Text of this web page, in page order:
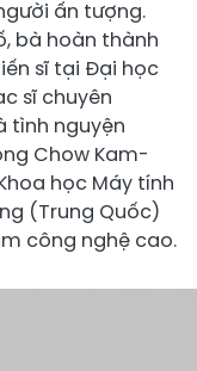
ấn tượng.
bà hoàn thành
sĩ tại Đại học
sĩ chuyên
tình nguyện
Chow Kam-
học Máy tính
(Trung Quốc)
công nghệ cao.